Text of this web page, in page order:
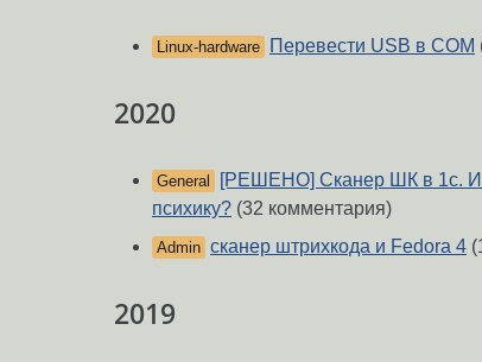
Linux-hardware Перевести USB в COM
2020
General
[РЕШЕНО] Сканер ШК в 1с.
психику? (32 комментария)
Admin сканер штрихкода и Fedora 4
2019